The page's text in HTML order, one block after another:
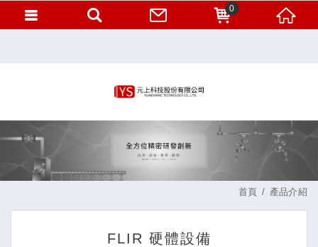
首頁 產品介紹
FLIR 硬體設備
0